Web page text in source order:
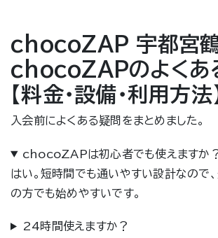
chocoZAP 宇都宮鶴
chocoZAPのよくあ
【料金・設備・利用方法】
入会前によくある疑問をまとめました。
chocoZAPは初心者でも使えますか
はい。短時間でも通いやすい設計なので
の方でも始めやすいです。
24時間使えますか？